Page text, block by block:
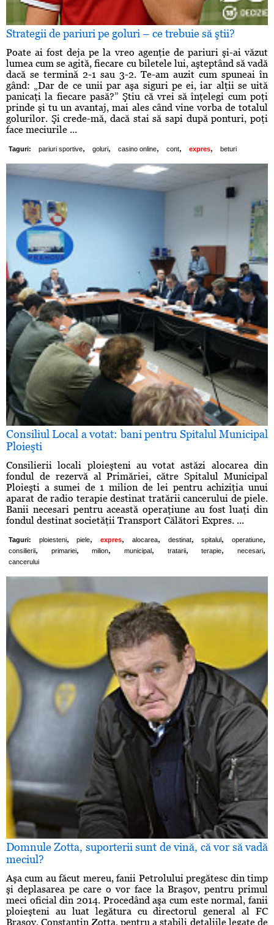
Strategii de pariuri pe goluri – ce trebuie să ştii?
Poate ai fost deja pe la vreo agenţie de pariuri şi-ai văzut
lumea cum se agită, fiecare cu biletele lui, aşteptând să vadă
dacă se termină 2-1 sau 3-2. Te-am auzit cum spuneai în
gând: „Dar de ce unii par aşa siguri pe ei, iar alţii se uită
panicaţi la fiecare pasă?” Ştiu că vrei să înţelegi cum poţi
prinde şi tu un avantaj, mai ales când vine vorba de totalul
golurilor. Şi crede-mă, dacă stai să sapi după ponturi, poţi
face meciurile ...
Taguri: pariuri sportive, goluri, casino online, cont, expres, beturi
Consiliul Local a votat: bani pentru Spitalul Municipal
Ploieşti
Consilierii locali ploieşteni au votat astăzi alocarea din
fondul de rezervă al Primăriei, către Spitalul Municipal
Ploieşti a sumei de 1 milion de lei pentru achiziţia unui
aparat de radio terapie destinat tratării cancerului de piele.
Banii necesari pentru această operaţiune au fost luaţi din
fondul destinat societăţii Transport Călători Expres. ...
Taguri: ploiesteni, piele, expres, alocarea, destinat, spitalul , operatiune,
consilierii, primariei, milion, municipal , tratarii, terapie, necesari,
cancerului
Domnule Zotta, suporterii sunt de vină, că vor să vadă
meciul?
Aşa cum au făcut mereu, fanii Petrolului pregătesc din timp
şi deplasarea pe care o vor face la Braşov, pentru primul
meci oficial din 2014. Procedând aşa cum este normal, fanii
ploieşteni au luat legătura cu directorul general al FC
Braşov, Constantin Zotta, pentru a stabili detaliile legate de